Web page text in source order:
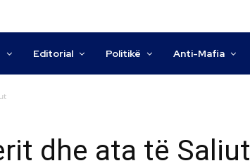
Editorial Politikë Anti-Mafia
dhe ata të Saliut